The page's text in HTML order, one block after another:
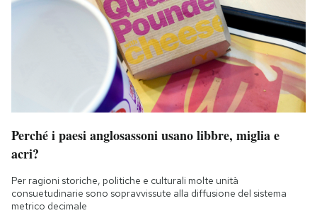
Perché i paesi anglosassoni usano libbre, miglia e
acri?
Per ragioni storiche, politiche e culturali molte unità
consuetudinarie sono sopravvissute alla diffusione del sistema
metrico decimale